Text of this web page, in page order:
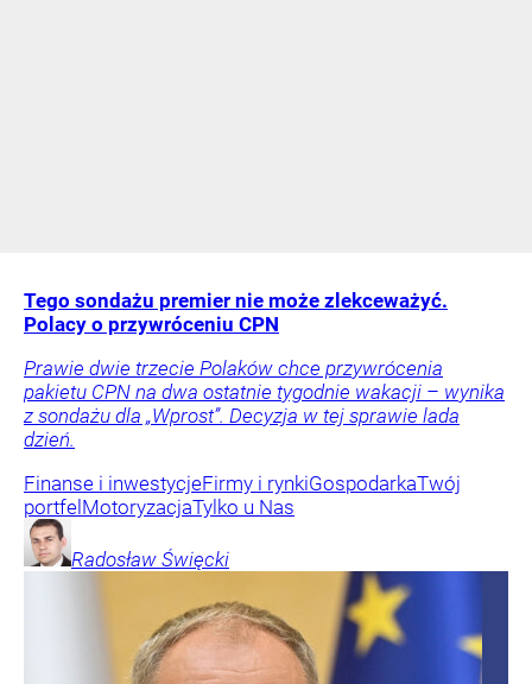
Tego sondażu premier nie może zlekceważyć.
Polacy o przywróceniu CPN
Prawie dwie trzecie Polaków chce przywrócenia
pakietu CPN na dwa ostatnie tygodnie wakacji – wynika
z sondażu dla „Wprost”. Decyzja w tej sprawie lada
dzień.
Finanse i inwestycjeFirmy i rynkiGospodarkaTwój
portfel MotoryzacjaTylko u Nas
Radosław Święcki